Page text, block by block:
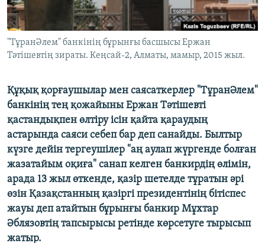
Басқа тілдерде
"ТұранӘлем" банкінің бұрынғы басшысы Ержан
Тәтішевтің зираты. Кеңсай-2, Алматы, мамыр, 2015 жыл.
Құқық қорғаушылар мен саясаткерлер "ТұранӘлем"
банкінің тең қожайыны Ержан Тәтішевті
қастандықпен өлтіру ісін қайта қараудың
астарында саяси себеп бар деп санайды. Былтыр
күзге дейін тергеушілер "аң аулап жүргенде болған
жазатайым оқиға" санап келген банкирдің өлімін,
арада 13 жыл өткенде, қазір шетелде тұратын әрі
өзін Қазақстанның қазіргі президентінің бітіспес
жауы деп атайтын бұрынғы банкир Мұхтар
Әблязовтің тапсырысы ретінде көрсетуге тырысып
жатыр.